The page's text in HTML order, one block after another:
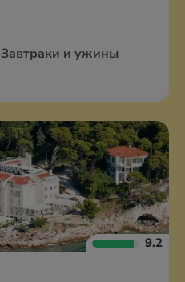
Завтраки и ужины
9.2